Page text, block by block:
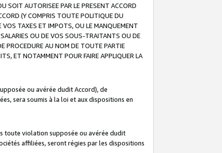
SOIT AUTORISEE PAR LE PRESENT ACCORD
(Y COMPRIS TOUTE POLITIQUE DU
VOS TAXES ET IMPOTS, OU LE MANQUEMENT
OU DE VOS SOUS-TRAITANTS OU DE
PROCEDURE AU NOM DE TOUTE PARTIE
ET NOTAMMENT POUR FAIRE APPLIQUER LA
ou avérée dudit Accord), de
sera soumis à la loi et aux dispositions en
toute violation supposée ou avérée dudit
affiliées, seront régies par les dispositions